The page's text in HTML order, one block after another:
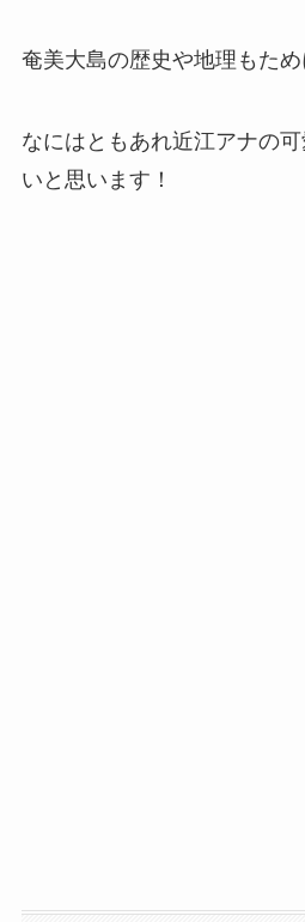
奄美大島の歴史や地理もため
なにはともあれ近江アナの
いと思います！